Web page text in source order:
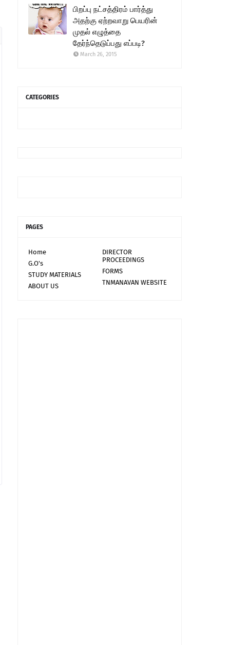
பிறப்பு நட்சத்திரம் பார்த்து
அதற்கு ஏற்றவாறு பெயரின்
முதல் எழுத்தை
தேர்ந்தெடுப்பது எப்படி?
March 26, 2015
CATEGORIES
PAGES
Home
DIRECTOR
PROCEEDINGS
G.O's
FORMS
STUDY MATERIALS
TNMANAVAN WEBSITE
ABOUT US